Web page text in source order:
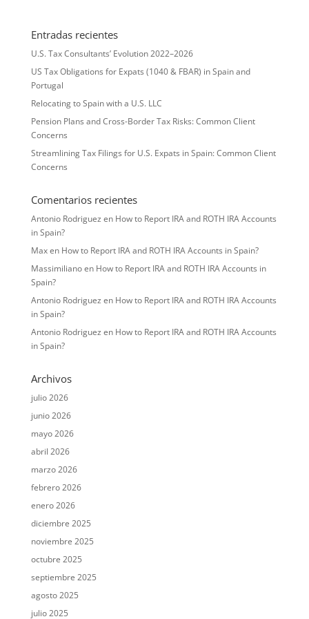
Entradas recientes
U.S. Tax Consultants’ Evolution 2022–2026
US Tax Obligations for Expats (1040 & FBAR) in Spain and
Portugal
Relocating to Spain with a U.S. LLC
Pension Plans and Cross-Border Tax Risks: Common Client
Concerns
Streamlining Tax Filings for U.S. Expats in Spain: Common Client
Concerns
Comentarios recientes
Antonio Rodriguez en How to Report IRA and ROTH IRA Accounts
in Spain?
Maxen How to Report IRA and ROTH IRA Accounts in Spain?
Massimilianoen How to Report IRA and ROTH IRA Accounts in
Spain?
Antonio Rodriguez en How to Report IRA and ROTH IRA Accounts
in Spain?
Antonio Rodriguez en How to Report IRA and ROTH IRA Accounts
in Spain?
Archivos
julio 2026
junio 2026
mayo 2026
abril 2026
marzo 2026
febrero 2026
enero 2026
diciembre 2025
noviembre 2025
octubre 2025
septiembre 2025
agosto 2025
julio 2025